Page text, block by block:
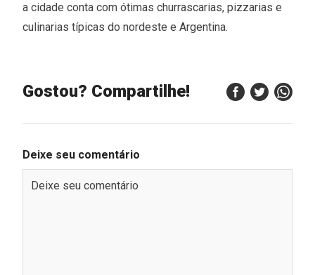
a cidade conta com ótimas churrascarias, pizzarias e
culinarias típicas do nordeste e Argentina.
Gostou? Compartilhe!
Deixe seu comentário